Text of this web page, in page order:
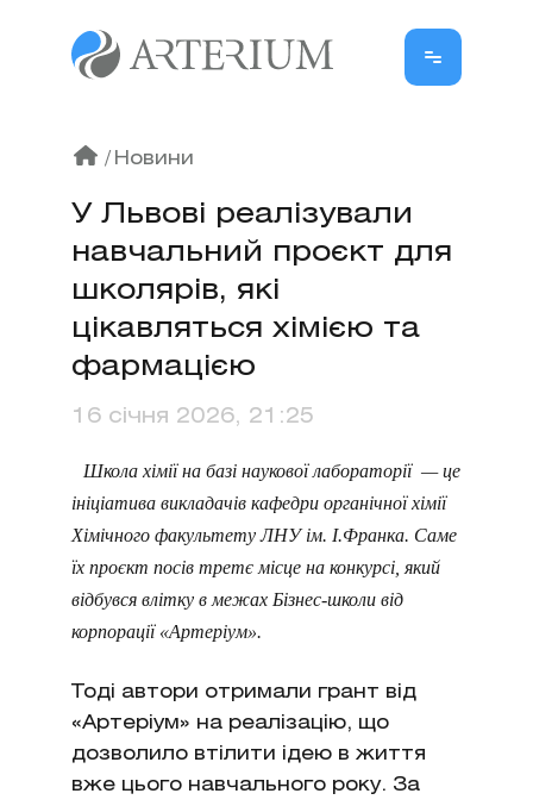
/ Новини
У Львові реалізували
навчальний проєкт для
школярів, які
цікавляться хімією та
фармацією
16 січня 2026, 21:25
Школа хімії на базі наукової лабораторії — це
ініціатива викладачів кафедри органічної хімії
Хімічного факультету ЛНУ ім. І.Франка. Саме
їх проєкт посів третє місце на конкурсі, який
відбувся влітку в межах Бізнес-школи від
корпорації «Артеріум».
Тоді автори отримали грант від
«Артеріум» на реалізацію, що
дозволило втілити ідею в життя
вже цього навчального року. За